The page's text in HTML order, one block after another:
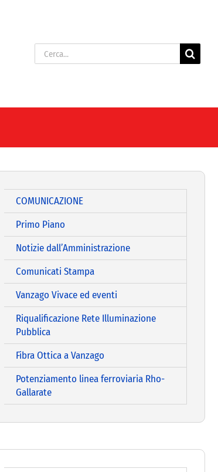
Cerca
per:
COMUNICAZIONE
Primo Piano
Notizie dall’Amministrazione
Comunicati Stampa
Vanzago Vivace ed eventi
Riqualificazione Rete Illuminazione
Pubblica
Fibra Ottica a Vanzago
Potenziamento linea ferroviaria Rho-
Gallarate